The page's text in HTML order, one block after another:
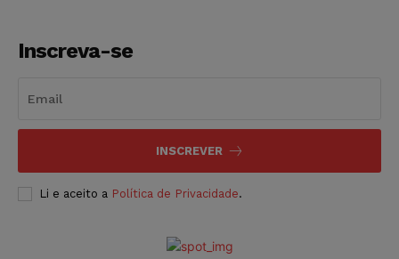
Inscreva-se
INSCREVER
Li e aceito a Política de Privacidade.